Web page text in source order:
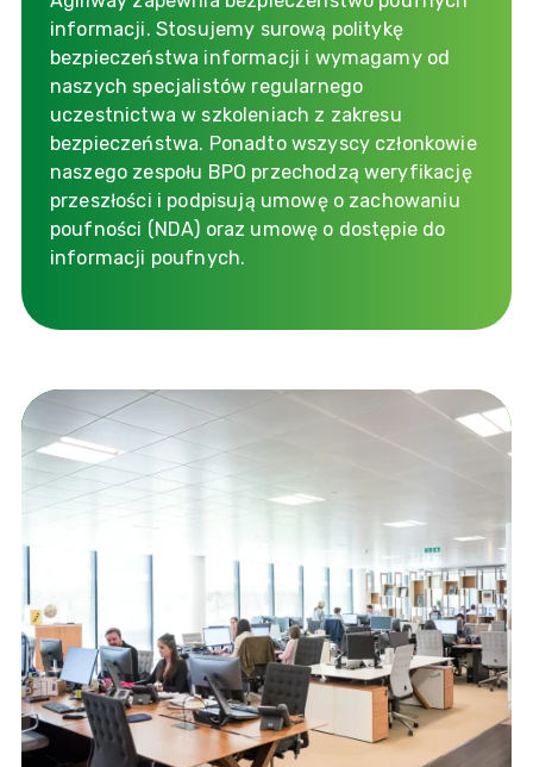
informacji. Stosujemy surową politykę
bezpieczeństwa informacji i wymagamy od
naszych specjalistów regularnego
uczestnictwa w szkoleniach z zakresu
bezpieczeństwa. Ponadto wszyscy członkowie
naszego zespołu BPO przechodzą weryfikację
przeszłości i podpisują umowę o zachowaniu
poufności (NDA) oraz umowę o dostępie do
informacji poufnych.